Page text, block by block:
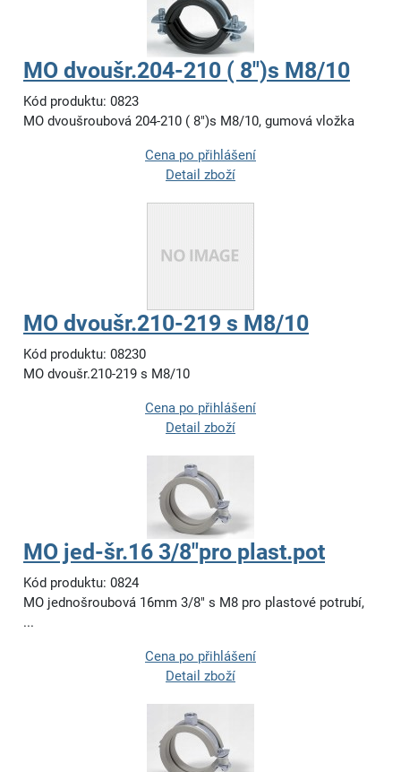
MO dvoušr.204-210 ( 8")s M8/10
Kód produktu: 0823
MO dvoušroubová 204-210 ( 8")s M8/10, gumová vložka
Cena po přihlášení
Detail zboží
MO dvoušr.210-219 s M8/10
Kód produktu: 08230
MO dvoušr.210-219 s M8/10
Cena po přihlášení
Detail zboží
MO jed-šr.16 3/8"pro plast.pot
Kód produktu: 0824
MO jednošroubová 16mm 3/8" s M8 pro plastové potrubí,
...
Cena po přihlášení
Detail zboží